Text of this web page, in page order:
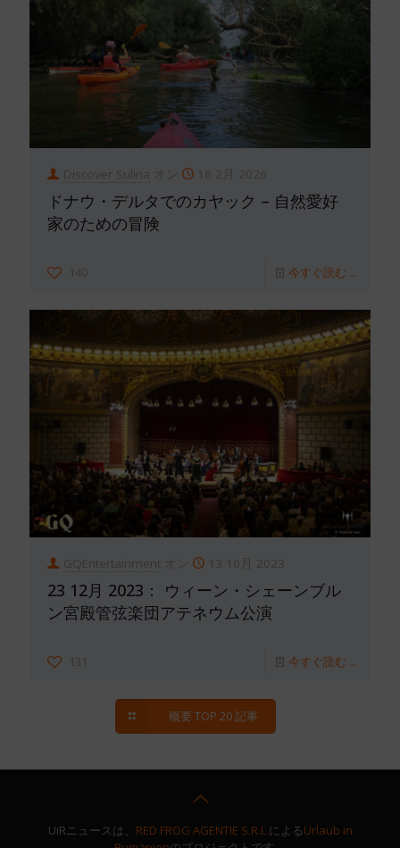
Discover Sulina 18 2月 2026
ドナウ・デルタでのカヤック – 自然愛好
家のための冒険
140 今すぐ読む ...
GQEntertainment 13 10月 2023
23 12月 2023： ウィーン・シェーンブル
ン宮殿管弦楽団アテネウム公演
131 今すぐ読む ...
概要 TOP 20 記事
UiRニュースは、 RED FROG AGENTIE S.R.L.によるUrlaub in